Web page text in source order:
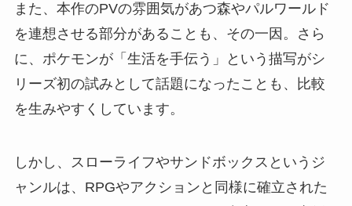
また、本作のPVの雰囲気があつ森やパルワールド
を連想させる部分があることも、その一因。さら
に、ポケモンが「生活を手伝う」という描写がシ
リーズ初の試みとして話題になったことも、比較
を生みやすくしています。
しかし、スローライフやサンドボックスというジ
ャンルは、RPGやアクションと同様に確立された